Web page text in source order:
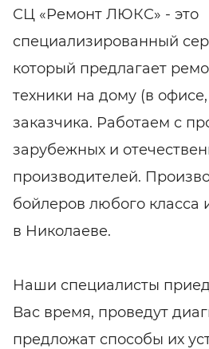
СЦ «Ремонт ЛЮКС» - это
специализированный
который предлагает
техники на дому (в
заказчика. Работаем с
зарубежных и
производителей.
бойлеров любого класса
в Николаеве.
Наши специалисты
Вас время, проведут
предложат способы их